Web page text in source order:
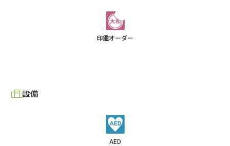
印鑑オーダー
設備
AED